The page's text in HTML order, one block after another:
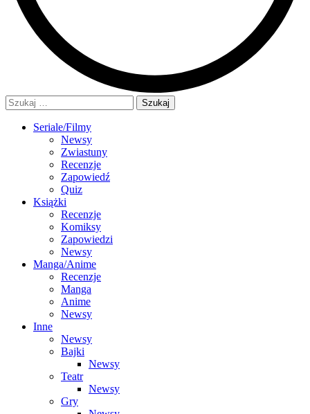
Szukaj:
Seriale/Filmy
Newsy
Zwiastuny
Recenzje
Zapowiedź
Quiz
Książki
Recenzje
Komiksy
Zapowiedzi
Newsy
Manga/Anime
Recenzje
Manga
Anime
Newsy
Inne
Newsy
Bajki
Newsy
Teatr
Newsy
Gry